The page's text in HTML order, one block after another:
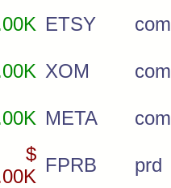
ETSY com
XOM
com
META
com
$
FPRB
prd